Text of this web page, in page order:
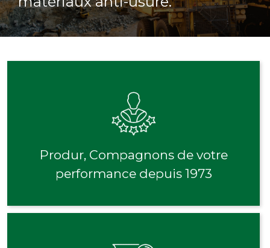
Produr, Compagnons de votre
performance depuis 1973